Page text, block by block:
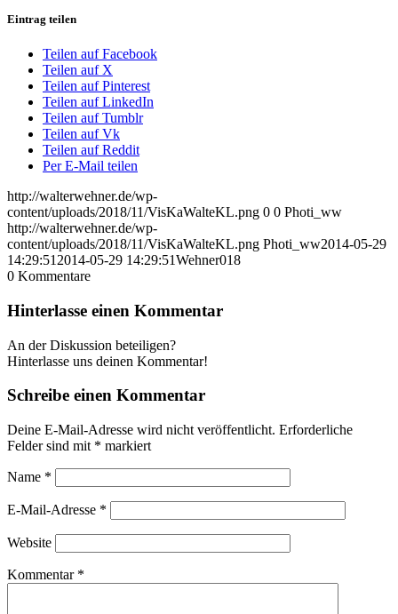
Eintrag teilen
Teilen auf Facebook
Teilen auf X
Teilen auf Pinterest
Teilen auf LinkedIn
Teilen auf Tumblr
Teilen auf Vk
Teilen auf Reddit
Per E-Mail teilen
http://walterwehner.de/wp-
content/uploads/2018/11/VisKaWalteKL.png 0 0 Photi_ww
http://walterwehner.de/wp-
content/uploads/2018/11/VisKaWalteKL.png Photi_ww2014-05-29
14:29:51 2014-05-29 14:29:51Wehner018
0 Kommentare
Hinterlasse einen Kommentar
An der Diskussion beteiligen?
Hinterlasse uns deinen Kommentar!
Schreibe einen Kommentar
Deine E-Mail-Adresse wird nicht veröffentlicht. Erforderliche
Felder sind mit * markiert
Name *
E-Mail-Adresse *
Website
Kommentar *